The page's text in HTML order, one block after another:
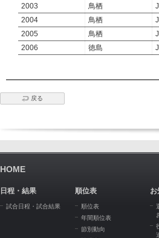
2003
鳥栖
2004
鳥栖
2005
鳥栖
2006
徳島
戻る
HOME
日程・結果
試合日程・試合結果
順位表
順位表
年間順位表
節別動向
お